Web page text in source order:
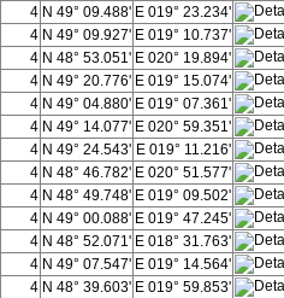
4 N 49° 09.488' E 019° 23.234'
4 N 49° 09.927' E 019° 10.737'
4 N 48° 53.051' E 020° 19.894'
4 N 49° 20.776' E 019° 15.074'
4 N 49° 04.880' E 019° 07.361'
4 N 49° 14.077' E 020° 59.351'
4 N 49° 24.543' E 019° 11.216'
4 N 48° 46.782' E 020° 51.577'
4 N 48° 49.748' E 019° 09.502'
4 N 49° 00.088' E 019° 47.245'
4 N 48° 52.071' E 018° 31.763'
4 N 49° 07.547' E 019° 14.564'
4 N 48° 39.603' E 019° 59.853'